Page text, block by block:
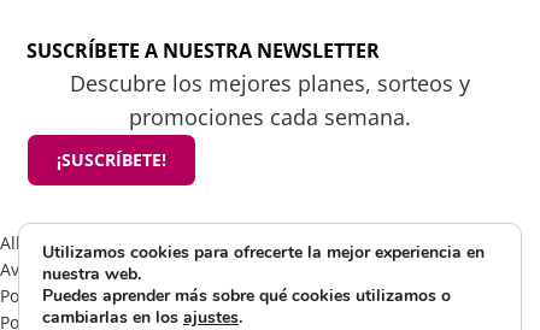
SUSCRÍBETE A NUESTRA NEWSLETTER
Descubre los mejores planes, sorteos y
promociones cada semana.
¡SUSCRÍBETE!
All rights reserved 2025 ©Mamá tiene un plan
Aviso Legal
Política de Cookies
Política de Privacidad
Utilizamos cookies para ofrecerte la mejor experiencia en
nuestra web.
Puedes aprender más sobre qué cookies utilizamos o
cambiarlas en los ajustes.